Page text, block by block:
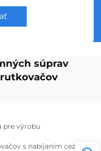
súprav
pre výrobu
s nabíjaním cez